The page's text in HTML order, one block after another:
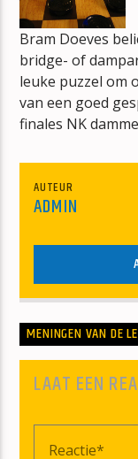
mz-
Bram Doeves
bridge- of
leuke puzzel om
van een goed
finales NK
AUTEUR
ADMIN
MENINGEN VAN DE
LAAT EEN